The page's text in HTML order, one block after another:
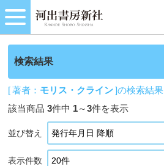
検索結果
[ 著者： モリス・クライン]の検索結果
該当商品3件中 1～3件を表示
並び替え
表示件数